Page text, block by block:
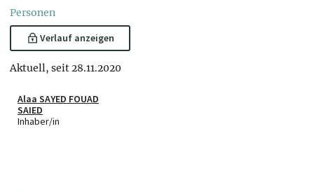
Personen
Verlauf anzeigen
Aktuell, seit 28.11.2020
Alaa SAYED FOUAD
SAIED
Inhaber/in